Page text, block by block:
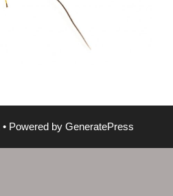
• Powered by GeneratePress